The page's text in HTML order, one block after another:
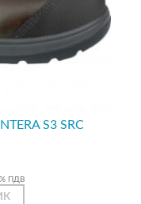
S3 SRC
ПДВ